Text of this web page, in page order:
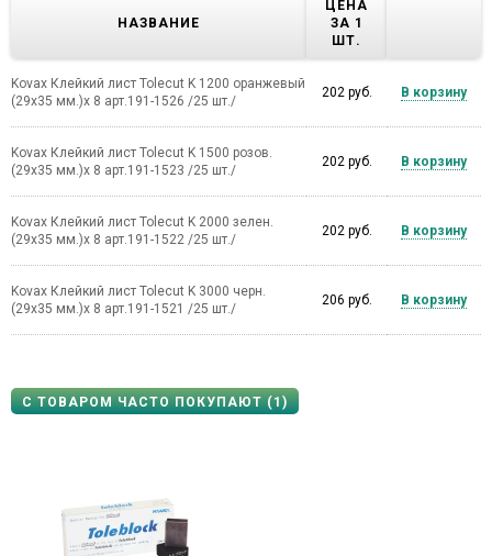
НАЗВАНИЕ
ЦЕНА
ЗА 1
ШТ.
Kovax Клейкий лист Tolecut K 1200 оранжевый
(29х35 мм.)х 8 арт.191-1526 /25 шт./
202 руб. В корзину
Kovax Клейкий лист Tolecut K 1500 розов.
(29х35 мм.)х 8 арт.191-1523 /25 шт./
202 руб. В корзину
Kovax Клейкий лист Tolecut K 2000 зелен.
(29х35 мм.)х 8 арт.191-1522 /25 шт./
202 руб. В корзину
Kovax Клейкий лист Tolecut K 3000 черн.
(29х35 мм.)х 8 арт.191-1521 /25 шт./
206 руб. В корзину
С ТОВАРОМ ЧАСТО ПОКУПАЮТ (1)